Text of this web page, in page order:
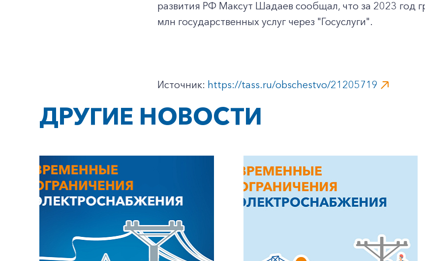
+7-800-700-24-57
Частным клиентам
развития РФ Максут Шадаев сообщал, что за 2023 год
млн государственных услуг через "Госуслуги".
Источник: https://tass.ru/obschestvo/21205719
ДРУГИЕ НОВОСТИ